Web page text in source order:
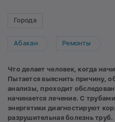
Города
Абакан Ремонты
Что делает человек, когда
Пытается выяснить причину,
анализы, проходит
начинается лечение. С
энергетики диагностируют
разрушительная болезнь труб.